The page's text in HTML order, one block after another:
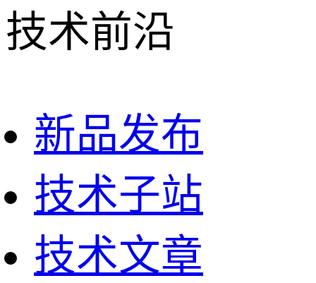
技术前沿
新品发布
技术子站
技术文章